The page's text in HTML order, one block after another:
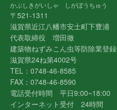
かぶしきがいしゃ しがぼうちゅう
〒521-1311
滋賀県近江八幡市安土町下豊浦
代表取締役 増田徹
建築物ねずみこん虫等防除業登録
滋賀県24ね第4002号
TEL：0748-46-8585
FAX：0748-46-8590
電話受付時間 平日9:00~18:00
インターネット受付 24時間